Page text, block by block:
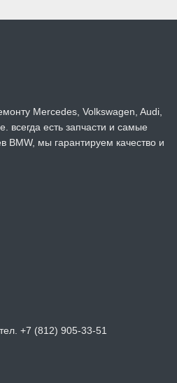
Mercedes, Volkswagen, Audi,
всегда есть запчасти и самые
BMW, мы гарантируем качество и
+7 (812) 905-33-51